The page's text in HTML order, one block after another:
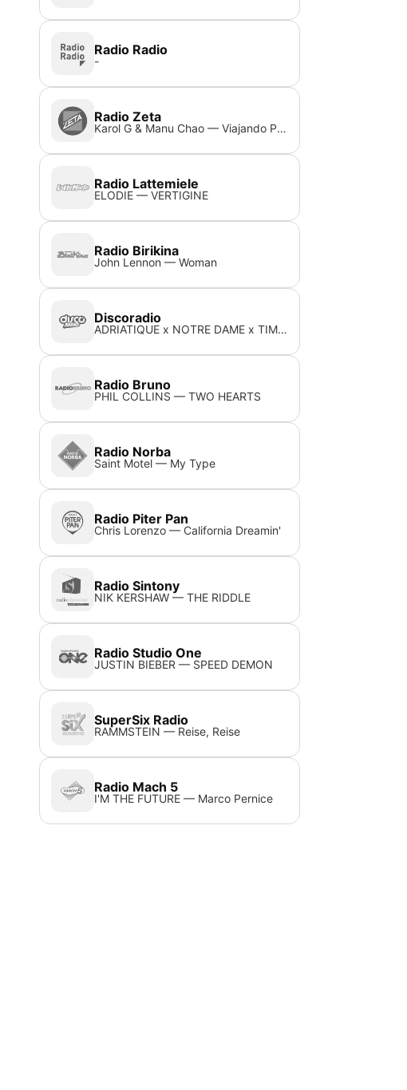
Radio Radio
-
Radio Zeta
Karol G & Manu Chao — Viajando Por El Mundo
Radio Lattemiele
ELODIE — VERTIGINE
Radio Birikina
John Lennon — Woman
Discoradio
ADRIATIQUE x NOTRE DAME x TIMBALAND x NELLY FURTADO — GIVE IT TO ME '25
Radio Bruno
PHIL COLLINS — TWO HEARTS
Radio Norba
Saint Motel — My Type
Radio Piter Pan
Chris Lorenzo — California Dreamin'
Radio Sintony
NIK KERSHAW — THE RIDDLE
Radio Studio One
JUSTIN BIEBER — SPEED DEMON
SuperSix Radio
RAMMSTEIN — Reise, Reise
Radio Mach 5
I'M THE FUTURE — Marco Pernice